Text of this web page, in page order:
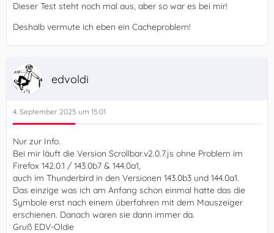
Dieser Test steht noch mal aus, aber so war es bei mir!
Deshalb vermute ich eben ein Cacheproblem!
edvoldi
4. September 2025 um 15:01
Nur zur Info.
Bei mir läuft die Version Scrollbar.v2.0.7.js ohne Problem im
Firefox 142.0.1 / 143.0b7 & 144.0a1,
auch im Thunderbird in den Versionen 143.0b3 und 144.0a1.
Das einzige was ich am Anfang schon einmal hatte das die
Symbole erst nach einem überfahren mit dem Mauszeiger
erschienen. Danach waren sie dann immer da.
Gruß EDV-Oldie